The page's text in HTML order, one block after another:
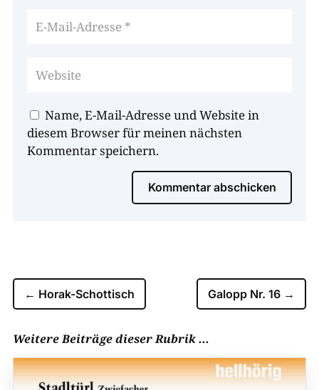
Name, E-Mail-Adresse und Website in
diesem Browser für meinen nächsten
Kommentar speichern.
Kommentar abschicken
← Horak-Schottisch Galopp Nr. 16 →
Weitere Beiträge dieser Rubrik ...